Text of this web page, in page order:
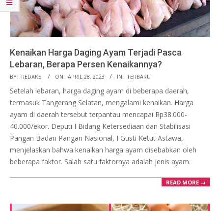
Kenaikan Harga Daging Ayam Terjadi Pasca
Lebaran, Berapa Persen Kenaikannya?
2023-
04-
28
BY: REDAKSI ON: APRIL 28, 2023 IN: TERBARU
Setelah lebaran, harga daging ayam di beberapa daerah,
termasuk Tangerang Selatan, mengalami kenaikan. Harga
ayam di daerah tersebut terpantau mencapai Rp38.000-
40.000/ekor. Deputi I Bidang Ketersediaan dan Stabilisasi
Pangan Badan Pangan Nasional, I Gusti Ketut Astawa,
menjelaskan bahwa kenaikan harga ayam disebabkan oleh
beberapa faktor. Salah satu faktornya adalah jenis ayam.
READ MORE →